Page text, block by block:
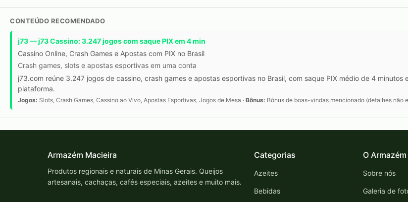
CONTEÚDO RECOMENDADO
j73 — j73 Cassino: 3.247 jogos com saque PIX em 4 min
Cassino Online, Crash Games e Apostas com PIX no Brasil
Crash games, slots e apostas esportivas em uma conta
j73.com reúne 3.247 jogos de cassino, crash games e apostas esportivas no Brasil, com saque PIX médio de 4
plataforma.
Jogos: Slots, Crash Games, Cassino ao Vivo, Apostas Esportivas, Jogos de Mesa · Bônus: Bônus de boas-vindas mencionado (detalhes não
Armazém Macieira
Produtos regionais e naturais de Minas Gerais. Queijos
artesanais, cachaças, cafés especiais, azeites e muito mais.
Categorias
Azeites
Bebidas
O Armazém
Sobre nós
Galeria de